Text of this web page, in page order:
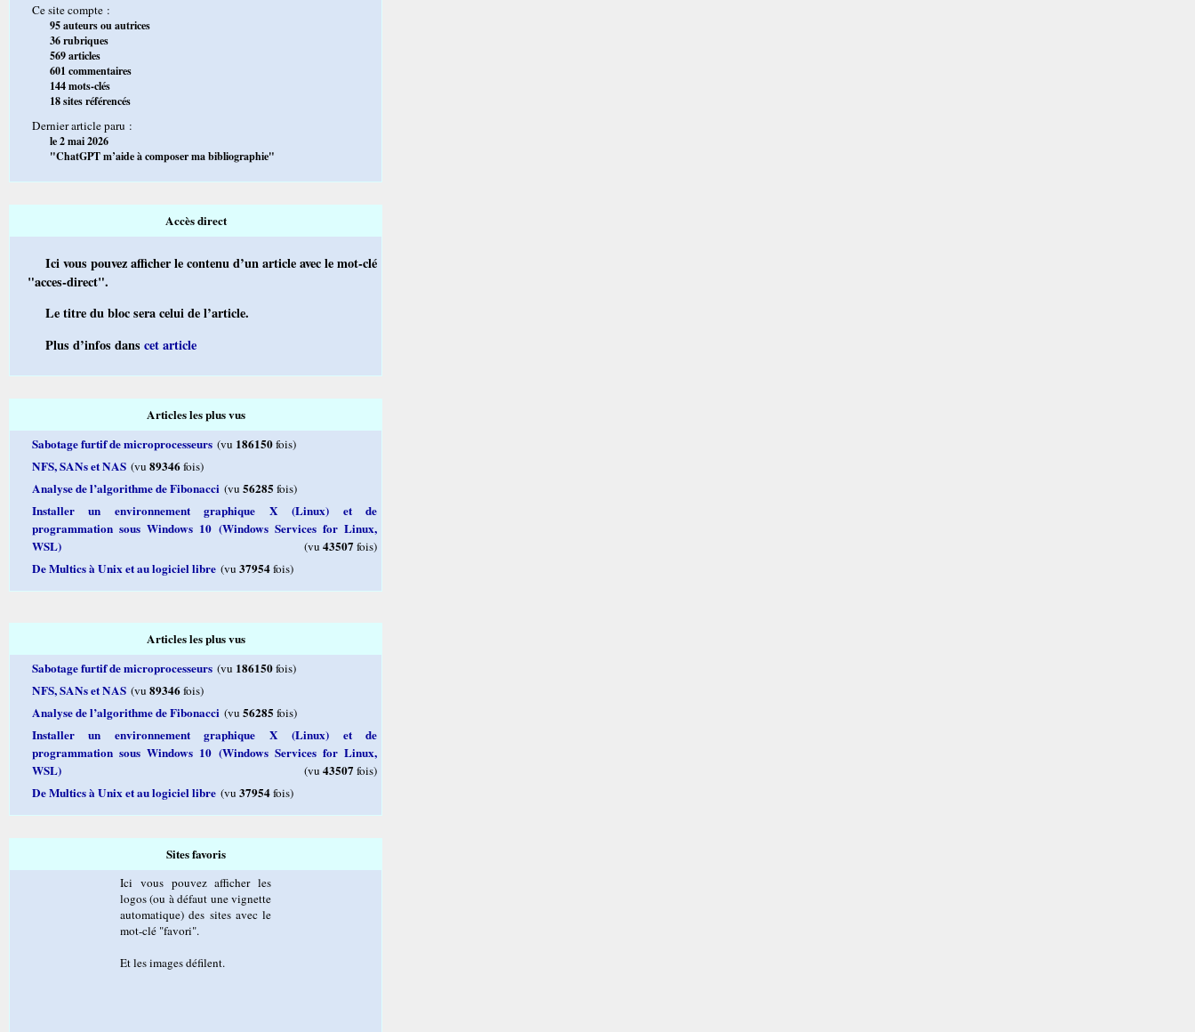
Ce site compte :
95 auteurs ou autrices
36 rubriques
569 articles
601 commentaires
144 mots-clés
18 sites référencés
Dernier article paru :
le 2 mai 2026
"ChatGPT m’aide à composer ma bibliographie"
Accès direct
Ici vous pouvez afficher le contenu d’un article avec le mot-clé
"acces-direct".
Le titre du bloc sera celui de l’article.
Plus d’infos dans cet article
Articles les plus vus
Sabotage furtif de microprocesseurs (vu 186150fois)
NFS, SANs et NAS (vu 89346fois)
Analyse de l’algorithme de Fibonacci (vu 56285 fois)
Installer un environnement graphique X (Linux) et de
programmation sous Windows 10 (Windows Services for Linux,
WSL)
(vu43507fois)
De Multics à Unix et au logiciel libre (vu 37954fois)
Articles les plus vus
Sabotage furtif de microprocesseurs (vu 186150fois)
NFS, SANs et NAS (vu 89346fois)
Analyse de l’algorithme de Fibonacci (vu 56285 fois)
Installer un environnement graphique X (Linux) et de
programmation sous Windows 10 (Windows Services for Linux,
WSL)
(vu43507fois)
De Multics à Unix et au logiciel libre (vu 37954fois)
Sites favoris
Ici vous pouvez afficher les
logos (ou à défaut une vignette
automatique) des sites avec le
mot-clé "favori".
Et les images défilent.